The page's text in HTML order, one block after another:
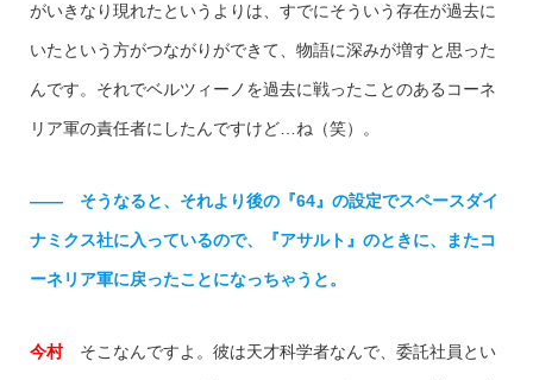
がいきなり現れたというよりは、すでにそういう存在が過去に
いたという方がつながりができて、物語に深みが増すと思った
んです。それでベルツィーノを過去に戦ったことのあるコーネ
リア軍の責任者にしたんですけど…ね（笑）。
—— そうなると、それより後の『64』の設定でスペースダイ
ナミクス社に入っているので、『アサルト』のときに、またコ
ーネリア軍に戻ったことになっちゃうと。
今村そこなんですよ。彼は天才科学者なんで、委託社員とい